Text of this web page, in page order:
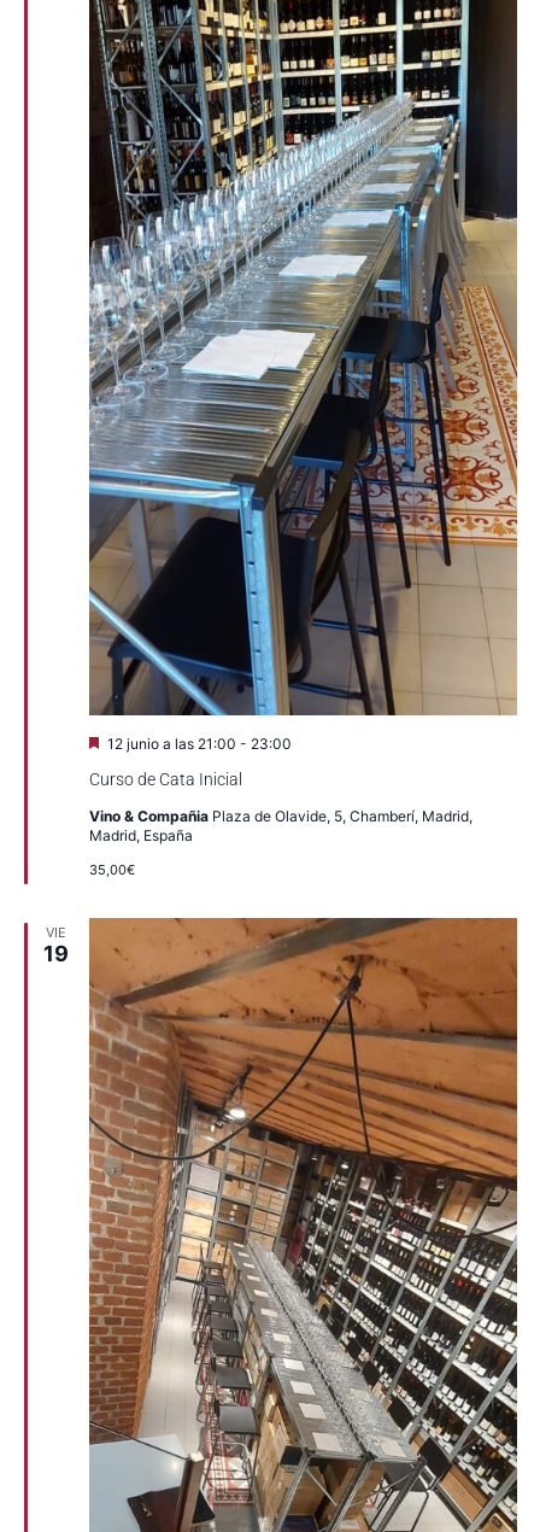
Curso de Cata Inicial
Destacado
12 junio a las 21:00 - 23:00
Vino & Compañia Plaza de Olavide, 5, Chamberí, Madrid,
Madrid, España
35,00€
VIE
19